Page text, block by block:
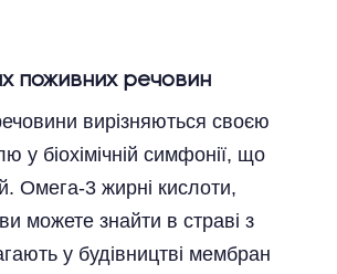
поживних речовин
вирізняються своєю
у біохімічній симфонії, що
Омега-3 жирні кислоти,
можете знайти в страві з
у будівництві мембран